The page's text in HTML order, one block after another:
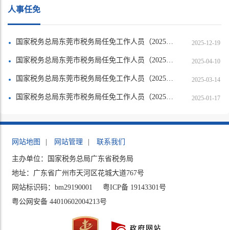
人事任免
国家税务总局东莞市税务局任免工作人员（2025年11月） 2025-12-19
国家税务总局东莞市税务局任免工作人员（2025年3月） 2025-04-10
国家税务总局东莞市税务局任免工作人员（2025年2月） 2025-03-14
国家税务总局东莞市税务局任免工作人员（2025年1月） 2025-01-17
网站地图 网站管理 联系我们
主办单位：国家税务总局广东省税务局
地址：广东省广州市天河区花城大道767号
网站标识码：bm29190001
粤ICP备 19143301号
粤公网安备 44010602004213号